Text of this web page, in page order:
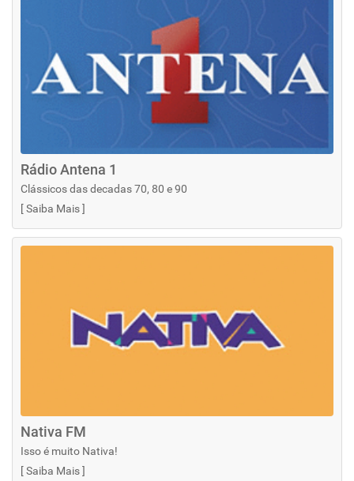
Rádio Antena 1
Clássicos das decadas 70, 80 e 90
[Saiba Mais]
Nativa FM
Isso é muito Nativa!
[Saiba Mais]